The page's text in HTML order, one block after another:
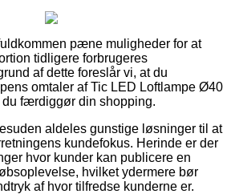
pæne muligheder for at
tidligere forbrugeres
af dette foreslår vi, at du
omtaler af Tic LED Loftlampe Ø40
færdiggør din shopping.
aldeles gunstige løsninger til at
kundefokus. Herinde er der
hvor kunder kan publicere en
hvilket ydermere bør
af hvor tilfredse kunderne er.